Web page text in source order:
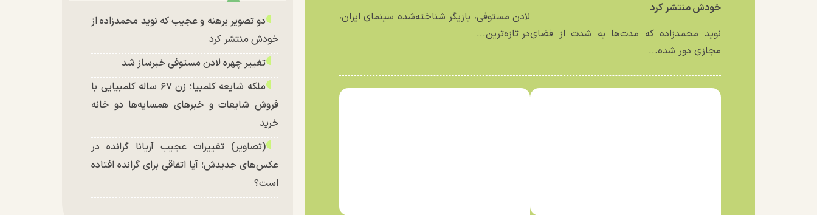
خودش منتشر کرد
نوید محمدزاده که مدت‌ها به شدت از فضای
مجازی دور شده...
لادن مستوفی، بازیگر شناخته‌شده سینمای ایران،
در تازه‌ترین...
دو تصویر برهنه و عجیب که نوید محمدزاده از
خودش منتشر کرد
تغییر چهره لادن مستوفی خبرساز شد
ملکه شایعه کلمبیا؛ زن ۶۷ ساله کلمبیایی با
فروش شایعات و خبر‌های همسایه‌ها دو خانه
خرید
(تصاویر) تغییرات عجیب آریانا گرانده در
عکس‌های جدیدش؛ آیا اتفاقی برای گرانده افتاده
است؟